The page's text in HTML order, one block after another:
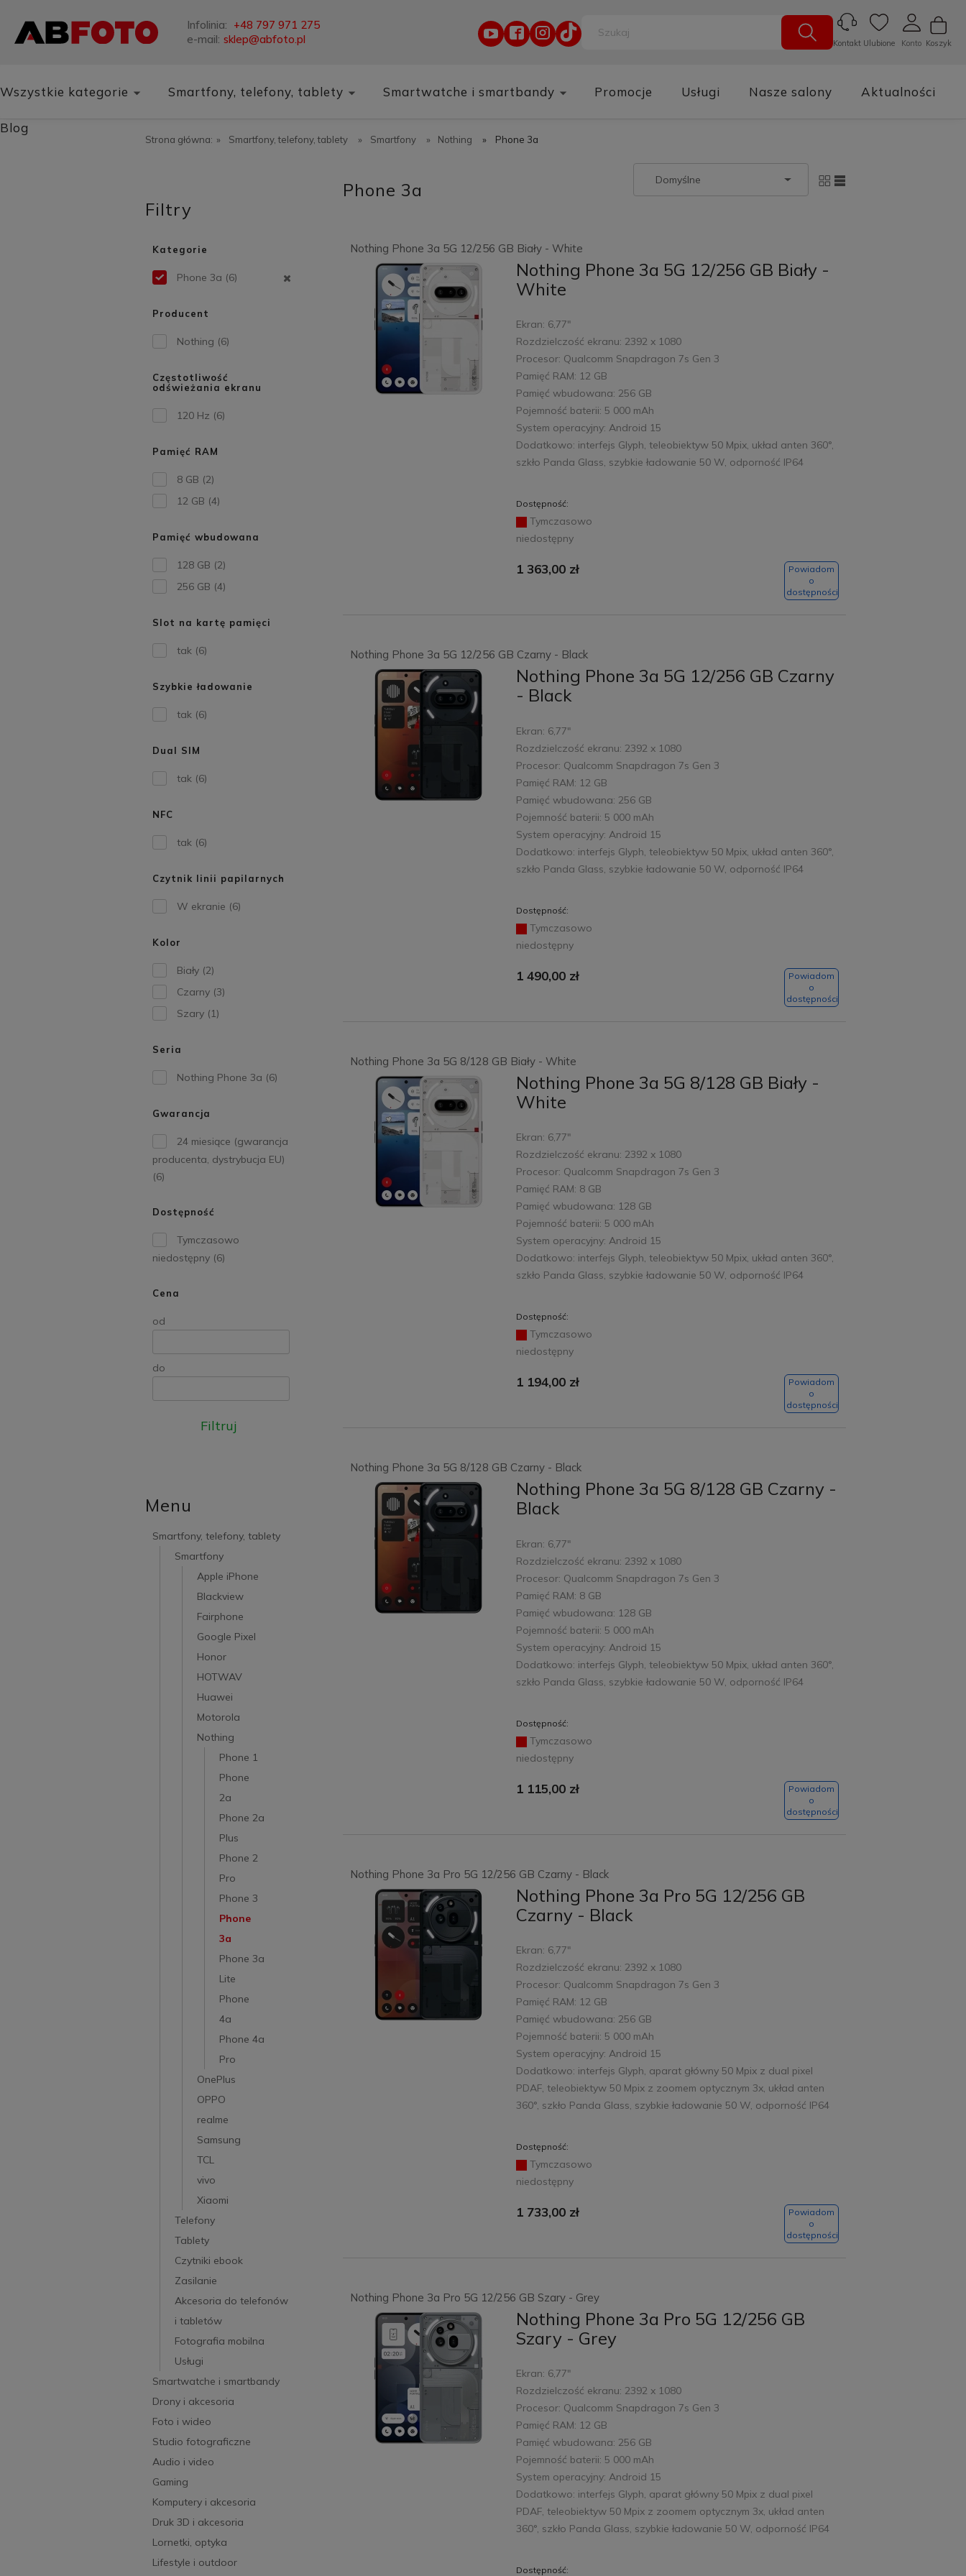
Infolinia: +48 797 971 275
e-mail: sklep@abfoto.pl Koszyk
Konto
Ulubione
Kontakt
Wszystkie kategorie Smartfony, telefony, tablety Smartwatche i smartbandy Promocje Usługi Nasze salony Aktualności
Blog
Strona główna: » Smartfony, telefony, tablety » Smartfony » Nothing » Phone 3a
Filtry
Kategorie
Phone 3a (6)
Producent
Nothing (6)
Częstotliwość
odświeżania ekranu
120 Hz (6)
Pamięć RAM
8 GB (2)
12 GB (4)
Pamięć wbudowana
128 GB (2)
256 GB (4)
Slot na kartę pamięci
tak (6)
Szybkie ładowanie
tak (6)
Dual SIM
tak (6)
NFC
tak (6)
Czytnik linii papilarnych
W ekranie (6)
Kolor
Biały (2)
Czarny (3)
Szary (1)
Seria
Nothing Phone 3a (6)
Gwarancja
24 miesiące (gwarancja
producenta, dystrybucja EU)
(6)
Dostępność
Tymczasowo
niedostępny (6)
Cena
od
do
Filtruj
Menu
Smartfony, telefony, tablety
Smartfony
Apple iPhone
Blackview
Fairphone
Google Pixel
Honor
HOTWAV
Huawei
Motorola
Nothing
Phone 1
Phone
2a
Phone 2a
Plus
Phone 2
Pro
Phone 3
Phone
3a
Phone 3a
Lite
Phone
4a
Phone 4a
Pro
OnePlus
OPPO
realme
Samsung
TCL
vivo
Xiaomi
Telefony
Tablety
Czytniki ebook
Zasilanie
Akcesoria do telefonów
i tabletów
Fotografia mobilna
Usługi
Smartwatche i smartbandy
Drony i akcesoria
Foto i wideo
Studio fotograficzne
Audio i video
Gaming
Komputery i akcesoria
Druk 3D i akcesoria
Lornetki, optyka
Lifestyle i outdoor
Phone 3a
Nothing Phone 3a 5G 12/256 GB Biały - White
Nothing Phone 3a 5G 12/256 GB Biały -
White
Ekran: 6,77"
Rozdzielczość ekranu: 2392 x 1080
Procesor: Qualcomm Snapdragon 7s Gen 3
Pamięć RAM: 12 GB
Pamięć wbudowana: 256 GB
Pojemność baterii: 5 000 mAh
System operacyjny: Android 15
Dodatkowo: interfejs Glyph, teleobiektyw 50 Mpix, układ anten 360°,
szkło Panda Glass, szybkie ładowanie 50 W, odporność IP64
Dostępność:
Tymczasowo
niedostępny
1 363,00 zł
Powiadom
o
dostępności
Nothing Phone 3a 5G 12/256 GB Czarny - Black
Nothing Phone 3a 5G 12/256 GB Czarny
- Black
Ekran: 6,77"
Rozdzielczość ekranu: 2392 x 1080
Procesor: Qualcomm Snapdragon 7s Gen 3
Pamięć RAM: 12 GB
Pamięć wbudowana: 256 GB
Pojemność baterii: 5 000 mAh
System operacyjny: Android 15
Dodatkowo: interfejs Glyph, teleobiektyw 50 Mpix, układ anten 360°,
szkło Panda Glass, szybkie ładowanie 50 W, odporność IP64
Dostępność:
Tymczasowo
niedostępny
1 490,00 zł
Powiadom
o
dostępności
Nothing Phone 3a 5G 8/128 GB Biały - White
Nothing Phone 3a 5G 8/128 GB Biały -
White
Ekran: 6,77"
Rozdzielczość ekranu: 2392 x 1080
Procesor: Qualcomm Snapdragon 7s Gen 3
Pamięć RAM: 8 GB
Pamięć wbudowana: 128 GB
Pojemność baterii: 5 000 mAh
System operacyjny: Android 15
Dodatkowo: interfejs Glyph, teleobiektyw 50 Mpix, układ anten 360°,
szkło Panda Glass, szybkie ładowanie 50 W, odporność IP64
Dostępność:
Tymczasowo
niedostępny
1 194,00 zł
Powiadom
o
dostępności
Nothing Phone 3a 5G 8/128 GB Czarny - Black
Nothing Phone 3a 5G 8/128 GB Czarny -
Black
Ekran: 6,77"
Rozdzielczość ekranu: 2392 x 1080
Procesor: Qualcomm Snapdragon 7s Gen 3
Pamięć RAM: 8 GB
Pamięć wbudowana: 128 GB
Pojemność baterii: 5 000 mAh
System operacyjny: Android 15
Dodatkowo: interfejs Glyph, teleobiektyw 50 Mpix, układ anten 360°,
szkło Panda Glass, szybkie ładowanie 50 W, odporność IP64
Dostępność:
Tymczasowo
niedostępny
1 115,00 zł
Powiadom
o
dostępności
Nothing Phone 3a Pro 5G 12/256 GB Czarny - Black
Nothing Phone 3a Pro 5G 12/256 GB
Czarny - Black
Ekran: 6,77"
Rozdzielczość ekranu: 2392 x 1080
Procesor: Qualcomm Snapdragon 7s Gen 3
Pamięć RAM: 12 GB
Pamięć wbudowana: 256 GB
Pojemność baterii: 5 000 mAh
System operacyjny: Android 15
Dodatkowo: interfejs Glyph, aparat główny 50 Mpix z dual pixel
PDAF, teleobiektyw 50 Mpix z zoomem optycznym 3x, układ anten
360°, szkło Panda Glass, szybkie ładowanie 50 W, odporność IP64
Dostępność:
Tymczasowo
niedostępny
1 733,00 zł
Powiadom
o
dostępności
Nothing Phone 3a Pro 5G 12/256 GB Szary - Grey
Nothing Phone 3a Pro 5G 12/256 GB
Szary - Grey
Ekran: 6,77"
Rozdzielczość ekranu: 2392 x 1080
Procesor: Qualcomm Snapdragon 7s Gen 3
Pamięć RAM: 12 GB
Pamięć wbudowana: 256 GB
Pojemność baterii: 5 000 mAh
System operacyjny: Android 15
Dodatkowo: interfejs Glyph, aparat główny 50 Mpix z dual pixel
PDAF, teleobiektyw 50 Mpix z zoomem optycznym 3x, układ anten
360°, szkło Panda Glass, szybkie ładowanie 50 W, odporność IP64
Dostępność: